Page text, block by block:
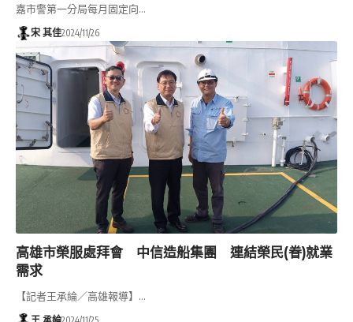
嘉市警第一分局每月固定向…
宋 其佳2024/11/26
高雄市榮服處拜會 中信造船集團 連結榮民(眷)就業
需求
【記者王承綸／高雄報導】…